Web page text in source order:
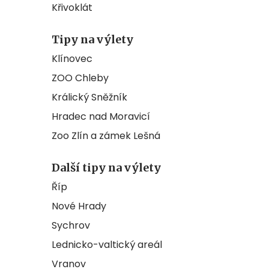
Křivoklát
Tipy na výlety
Klínovec
ZOO Chleby
Králický Sněžník
Hradec nad Moravicí
Zoo Zlín a zámek Lešná
Další tipy na výlety
Říp
Nové Hrady
Sychrov
Lednicko-valtický areál
Vranov